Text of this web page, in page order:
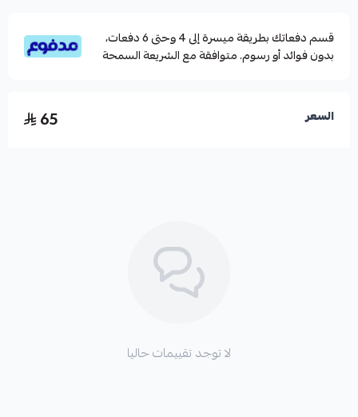
قسم دفعاتك بطريقة ميسرة إلى 4 وحتى 6 دفعات،
بدون فوائد أو رسوم. متوافقة مع الشريعة السمحة
السعر 65
لا توجد تقييمات حاليا